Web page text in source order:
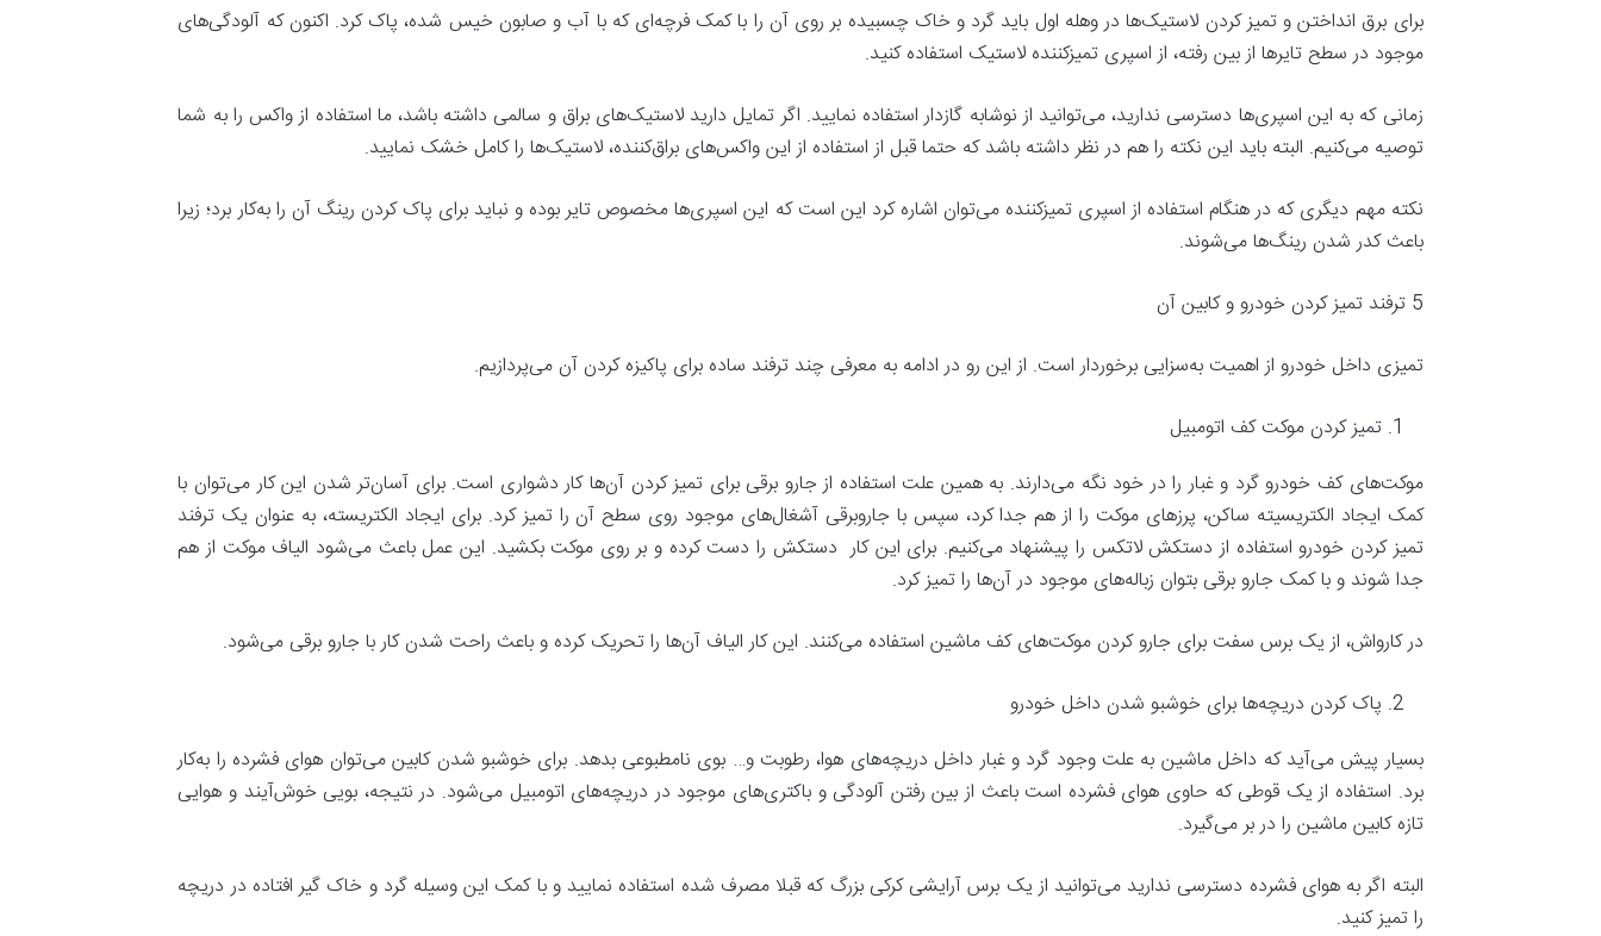
برای برق انداختن و تمیز کردن لاستیک‌ها در وهله اول باید گرد ‌و ‌خاک چسبیده بر روی آن را با کمک فرچه‌ای که با آب و صابون خیس شده، پاک کرد. اکنون که آلودگی‌های
موجود در سطح تایر‌ها از بین رفته، از اسپری تمیز‌کننده لاستیک استفاده کنید.
زمانی که به این اسپری‌ها دسترسی ندارید، می‌توانید از نوشابه گازدار استفاده نمایید. اگر تمایل دارید لاستیک‌های براق و سالمی داشته باشد، ما استفاده از واکس را به شما
توصیه می‌کنیم. البته باید این نکته را هم در نظر داشته باشد که حتما قبل از استفاده از این واکس‌های براق‌کننده، لاستیک‌ها را کامل خشک نمایید.
نکته مهم دیگری که در هنگام استفاده از اسپری تمیز‌کننده می‌توان اشاره کرد این است که این اسپری‌ها مخصوص تایر بوده و نباید برای پاک کردن رینگ آن را به‌کار برد؛ زیرا
باعث کدر شدن رینگ‌ها می‌شوند.
5 ترفند تمیز کردن خودرو و کابین آن
تمیزی داخل خودرو از اهمیت به‌سزایی برخوردار است. از این رو در ادامه به معرفی چند ترفند ساده برای پاکیزه کردن آن می‌پردازیم.
تمیز کردن موکت کف اتومبیل
موکت‌های کف خودرو گرد‌ و ‌غبار را در خود نگه می‌دارند. به همین علت استفاده از جارو برقی برای تمیز کردن آن‌ها کار دشواری است. برای آسان‌تر شدن این کار می‌توان با
کمک ایجاد الکتریسیته ساکن، پرز‌های موکت را از هم جدا کرد، سپس با جاروبرقی آشغال‌های موجود روی سطح آن را تمیز کرد. برای ایجاد الکتریسته، به عنوان یک ترفند
تمیز کردن خودرو استفاده از دستکش لاتکس را پیشنهاد می‌کنیم. برای این کار دستکش را دست کرده و بر روی موکت بکشید. این عمل باعث می‌شود الیاف موکت از هم
جدا شوند و با کمک جارو برقی بتوان زباله‌های موجود در آن‌ها را تمیز کرد.
در کارواش، از یک برس سفت برای جارو کردن موکت‌های کف ماشین استفاده می‌کنند. این کار الیاف آن‌ها را تحریک کرده و باعث راحت شدن کار با جارو برقی می‌شود.
پاک کردن دریچه‌ها برای خوشبو شدن داخل خودرو
بسیار پیش می‌آید که داخل ماشین به علت وجود گرد‌ و ‌غبار داخل دریچه‌های هوا، رطوبت و… بوی نا‌مطبوعی بدهد. برای خوشبو شدن کابین می‌توان هوای فشرده را به‌کار
برد. استفاده از یک قوطی که حاوی هوا‌ی فشرده است باعث از بین رفتن آلودگی و باکتری‌های موجود در دریچه‌های اتومبیل می‌شود. در نتیجه، بویی خوش‌آیند و هوایی
تازه کابین ماشین را در بر می‌گیرد.
البته اگر به هوای فشرده دسترسی ندارید می‌توانید از یک برس آرایشی کرکی بزرگ که قبلا مصرف شده استفاده نمایید و با کمک این وسیله گرد ‌و‌ خاک گیر افتاده در دریچه
را تمیز کنید.